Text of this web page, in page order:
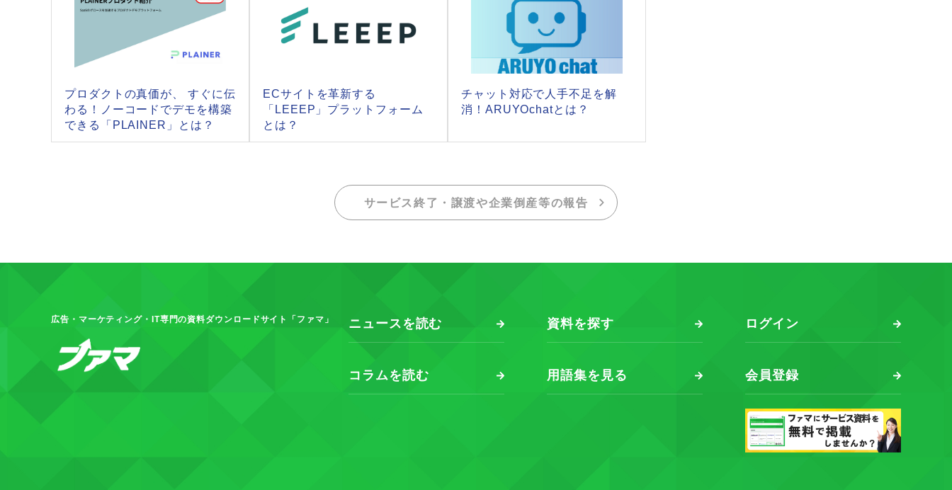
プロダクトの真価が、 すぐに伝
わる！ノーコードでデモを構築
できる「PLAINER」とは？
ECサイトを革新する
「LEEEP」プラットフォーム
とは？
チャット対応で人手不足を解
消！ARUYOchatとは？
サービス終了・譲渡や企業倒産等の報告
広告・マーケティング・IT専門の資料ダウンロードサイト「ファマ」 ニュースを読む
コラムを読む
資料を探す
用語集を見る
ログイン
会員登録